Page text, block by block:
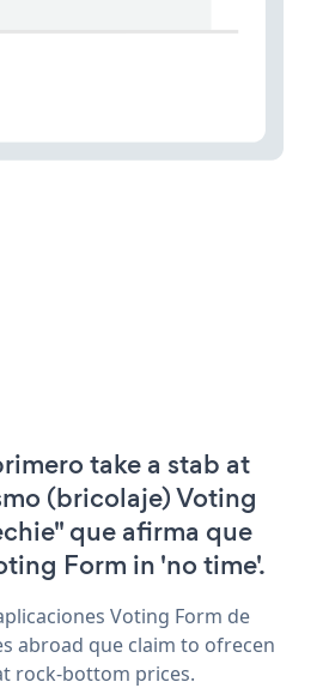
take a stab at
(bricolaje) Voting
que afirma que
Form in 'no time'.
Voting Form de
abroad que claim to ofrecen
rock-bottom prices.